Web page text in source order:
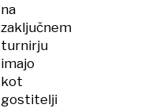
na
zaključnem
turnirju
imajo
kot
gostitelji